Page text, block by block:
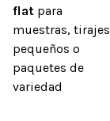
flat para
muestras, tirajes
pequeños o
paquetes de
variedad